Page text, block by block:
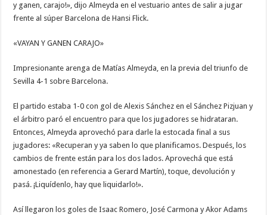
y ganen, carajo!», dijo Almeyda en el vestuario antes de salir a jugar
frente al súper Barcelona de Hansi Flick.
«VAYAN Y GANEN CARAJO»
Impresionante arenga de Matías Almeyda, en la previa del triunfo de
Sevilla 4-1 sobre Barcelona.
El partido estaba 1-0 con gol de Alexis Sánchez en el Sánchez Pizjuan y
el árbitro paró el encuentro para que los jugadores se hidrataran.
Entonces, Almeyda aprovechó para darle la estocada final a sus
jugadores: «Recuperan y ya saben lo que planificamos. Después, los
cambios de frente están para los dos lados. Aprovechá que está
amonestado (en referencia a Gerard Martín), toque, devolución y
pasá. ¡Liquídenlo, hay que liquidarlo!».
Así llegaron los goles de Isaac Romero, José Carmona y Akor Adams